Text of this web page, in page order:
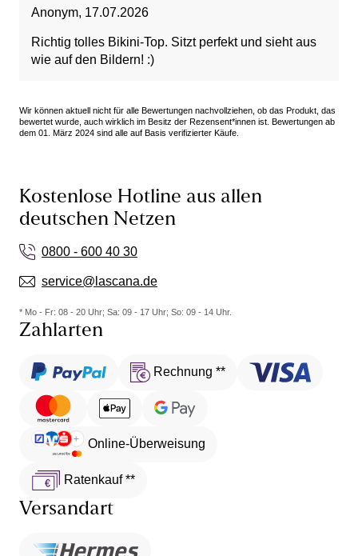
Anonym, 17.07.2026
Richtig tolles Bikini-Top. Sitzt perfekt und sieht aus
wie auf den Bildern! :)
Wir können aktuell nicht für alle Bewertungen nachvollziehen, ob das Produkt, das
bewertet wurde, auch wirklich im Besitz der Rezensent*innen ist. Bewertungen ab
dem 01. März 2024 sind alle auf Basis verifizierter Käufe.
Kostenlose Hotline aus allen
deutschen Netzen
0800 - 600 40 30
service@lascana.de
* Mo - Fr: 08 - 20 Uhr; Sa: 09 - 17 Uhr; So: 09 - 14 Uhr.
Zahlarten
Rechnung **
Online-Überweisung
Ratenkauf **
Versandart